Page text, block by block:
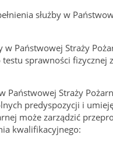
służby w
w Państwowej Straży
sprawności fizycznej
Państwowej Straży
predyspozycji i
może zarządzić
kwalifikacyjnego: